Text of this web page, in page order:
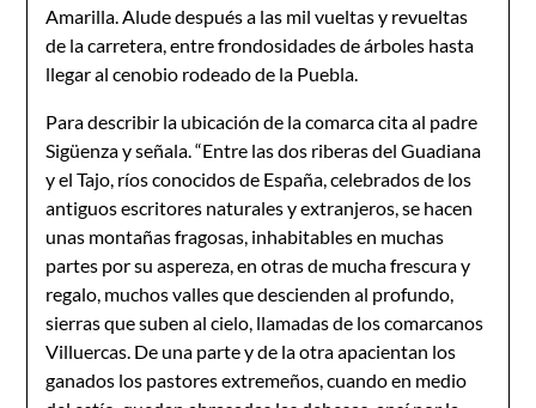
Amarilla. Alude después a las mil vueltas y revueltas
de la carretera, entre frondosidades de árboles hasta
llegar al cenobio rodeado de la Puebla.
Para describir la ubicación de la comarca cita al padre
Sigüenza y señala. “Entre las dos riberas del Guadiana
y el Tajo, ríos conocidos de España, celebrados de los
antiguos escritores naturales y extranjeros, se hacen
unas montañas fragosas, inhabitables en muchas
partes por su aspereza, en otras de mucha frescura y
regalo, muchos valles que descienden al profundo,
sierras que suben al cielo, llamadas de los comarcanos
Villuercas. De una parte y de la otra apacientan los
ganados los pastores extremeños, cuando en medio